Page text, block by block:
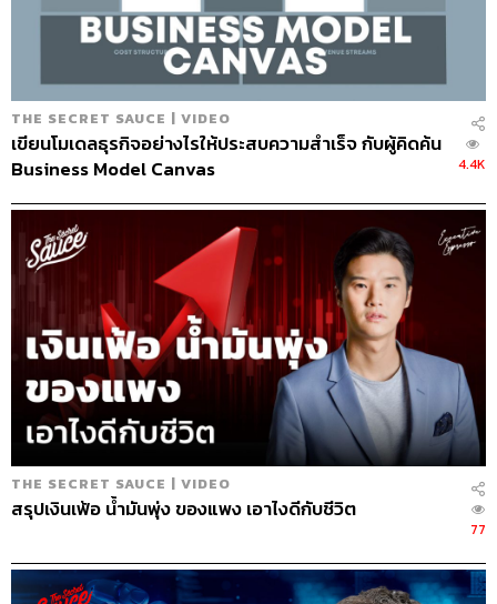
เทนต์ออนไลน์
THE SECRET SAUCE | VIDEO
เขียนโมเดลธุรกิจอย่างไรให้ประสบความสำเร็จ กับผู้คิดค้น
Business Model Canvas
4.4K
THE SECRET SAUCE | VIDEO
สรุปเงินเฟ้อ น้ำมันพุ่ง ของแพง เอาไงดีกับชีวิต
77